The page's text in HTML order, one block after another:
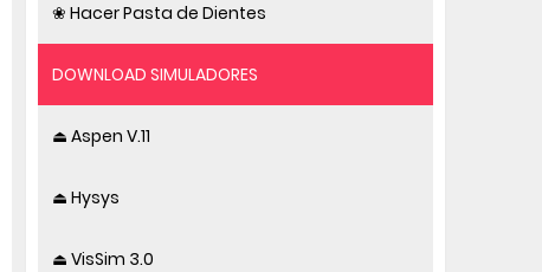
❀ Hacer Pasta de Dientes
DOWNLOAD SIMULADORES
⏏ Aspen V.11
⏏ Hysys
⏏ VisSim 3.0